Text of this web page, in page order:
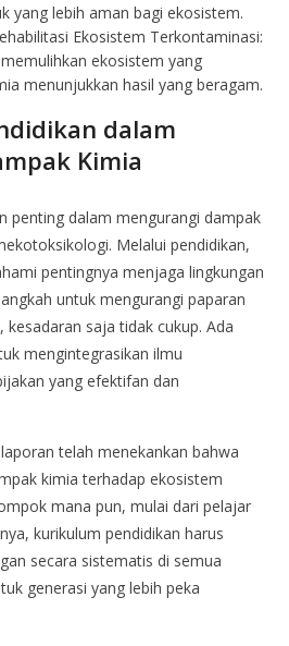
yang lebih aman bagi ekosistem.
Ekosistem Terkontaminasi:
ekosistem yang
menunjukkan hasil yang beragam.
dalam
Kimia
penting dalam mengurangi dampak
Melalui pendidikan,
pentingnya menjaga lingkungan
untuk mengurangi paparan
saja tidak cukup. Ada
mengintegrasikan ilmu
yang efektifan dan
telah menekankan bahwa
kimia terhadap ekosistem
mana pun, mulai dari pelajar
kurikulum pendidikan harus
secara sistematis di semua
generasi yang lebih peka